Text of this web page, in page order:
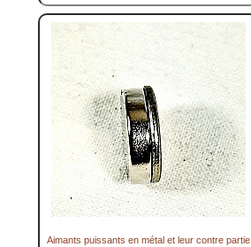
Aimants puissants en métal et leur contre partie